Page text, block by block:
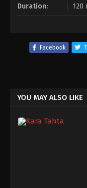
Duration: 120
Facebook
YOU MAY ALSO LIKE